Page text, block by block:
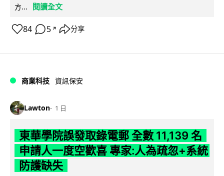
方...
閱讀全文
84 5 ↗ 分享
商業科技 資訊保安
Lawton 1 日
東華學院誤發取錄電郵 全數 11,139 名
申請人一度空歡喜 專家:人為疏忽+系統
防護缺失